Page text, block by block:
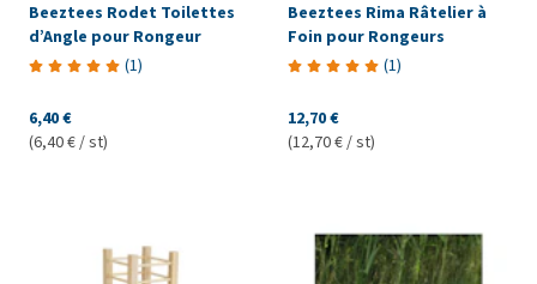
Beeztees Rodet Toilettes
d’Angle pour Rongeur
(1)
6,40 €
(6,40 € / st)
Beeztees Rima Râtelier à
Foin pour Rongeurs
(1)
12,70 €
(12,70 € / st)